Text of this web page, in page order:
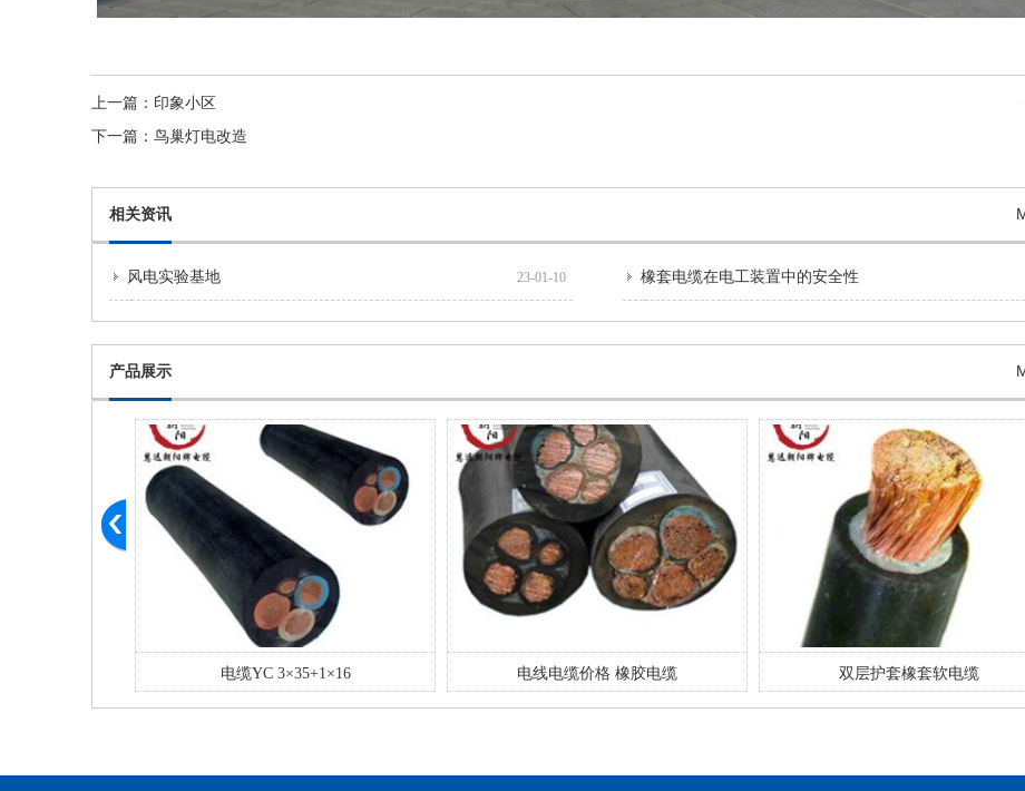
上一篇： 印象小区
下一篇： 鸟巢灯电改造
相关资讯
风电实验基地 23-01-10 橡套电缆在电工装置中的安全性
产品展示
电缆YC 3×35+1×16 电线电缆价格 橡胶电缆 双层护套橡套软电缆